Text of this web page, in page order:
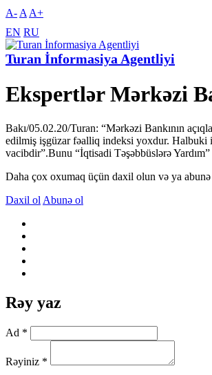
A- A A+
EN RU
Turan İnformasiya Agentliyi
Ekspertlər Mərkəzi
Bakı/05.02.20/Turan: “Mərkəzi Bankının
edilmiş işgüzar fəalliq indeksi yoxdur. Halbuki
vacibdir”.Bunu “İqtisadi Təşəbbüslərə
Daha çox oxumaq üçün daxil olun və ya
Daxil ol Abunə ol
Rəy yaz
Ad *
Rəyiniz *